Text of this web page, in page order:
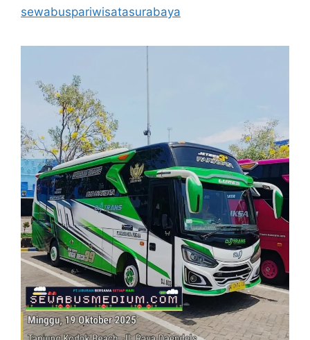
sewabuspariwisatasurabaya